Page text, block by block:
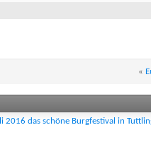
«
2016 das schöne Burgfestival in